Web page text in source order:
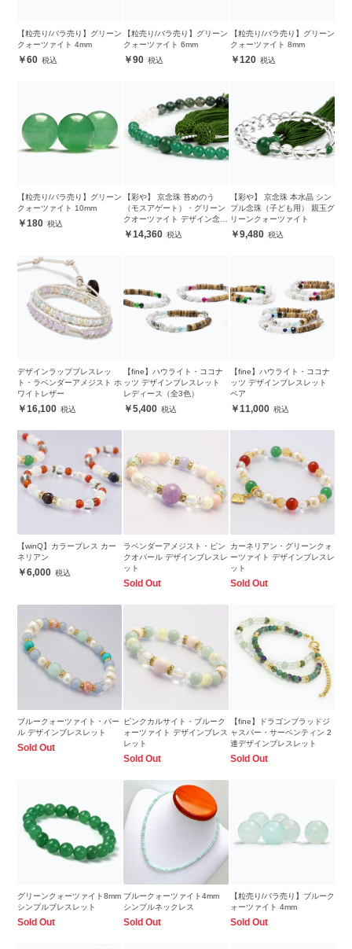
【粒売り/バラ売り】グリーン
クォーツァイト 4mm
60
【粒売り/バラ売り】グリーン
クォーツァイト 6mm
90
【粒売り/バラ売り】グリーン
クォーツァイト 8mm
120
【粒売り/バラ売り】グリーン
クォーツァイト 10mm
180
【彩や】 京念珠 苔めのう
（モスアゲート）・グリーン
クオーツァイト デザイン念珠
（女性用）
14,360
【彩や】 京念珠 本水晶 シン
プル念珠（子ども用） 親玉グ
リーンクォーツァイト
9,480
デザインラップブレスレッ
ト・ラベンダーアメジスト ホ
ワイトレザー
16,100
【fine】ハウライト・ココナ
ッツ デザインブレスレット
レディース（全3色）
5,400
【fine】ハウライト・ココナ
ッツ デザインブレスレット
ペア
11,000
【winQ】カラーブレス カー
ネリアン
6,000
ラベンダーアメジスト・ピン
クオパール デザインブレスレ
ット
Sold Out
カーネリアン・グリーンクォ
ーツァイト デザインブレスレ
ット
Sold Out
ブルークォーツァイト・パー
ル デザインブレスレット
Sold Out
ピンクカルサイト・ブルーク
ォーツァイト デザインブレス
レット
Sold Out
【fine】ドラゴンブラッドジ
ャスパー・サーペンティン 2
連デザインブレスレット
Sold Out
グリーンクォーツァイト8mm
シンプルブレスレット
Sold Out
ブルークォーツァイト4mm
シンプルネックレス
Sold Out
【粒売り/バラ売り】ブルーク
ォーツァイト 4mm
Sold Out